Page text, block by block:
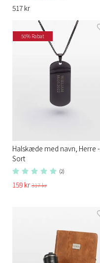
517 kr
50% Rabat
Halskæde med navn, Herre -
Sort
(2)
159 kr317 kr